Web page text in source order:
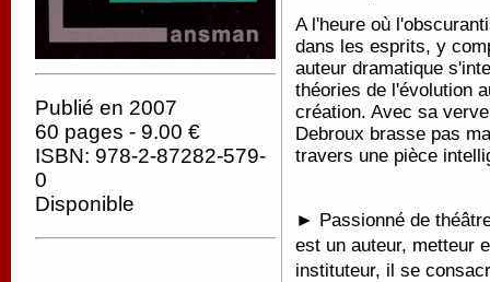
Publié en 2007
60 pages - 9.00 €
ISBN: 978-2-87282-579-
0
Disponible
A l'heure où
dans les esprits, y
auteur dramatique
théories de l'évolution
création. Avec sa
Debroux brasse pas
travers une pièce
► Passionné de
est un auteur, metteur
instituteur, il se